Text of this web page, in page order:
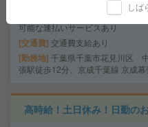
時給1500円～1550円＋
可能な速払いサービスあり
交通費 交通費支給あり
勤務地 千葉県千葉市花見川区
張駅徒歩12分、京成千葉線 京成
高時給！土日休み！日勤の
しば